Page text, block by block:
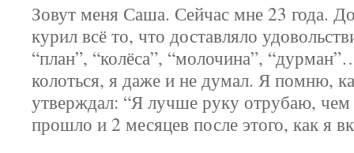
Зовут меня Саша. Сейчас мне 23 года.
курил всё то, что доставляло
“план”, “колёса”, “молочина”,
колоться, я даже и не думал. Я помню,
утверждал: “Я лучше руку отрубаю,
прошло и 2 месяцев после этого, как я